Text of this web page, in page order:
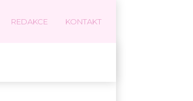
REDAKCE KONTAKT